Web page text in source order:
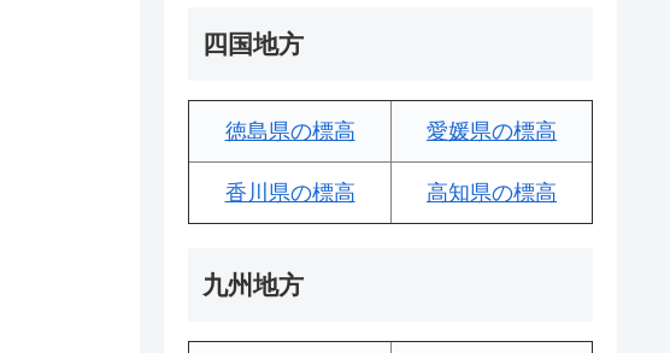
四国地方
徳島県の標高 愛媛県の標高
香川県の標高 高知県の標高
九州地方